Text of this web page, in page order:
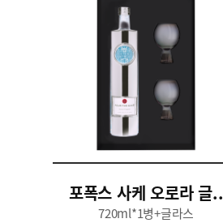
포폭스 사케 오로라 글..
720ml*1병+글라스